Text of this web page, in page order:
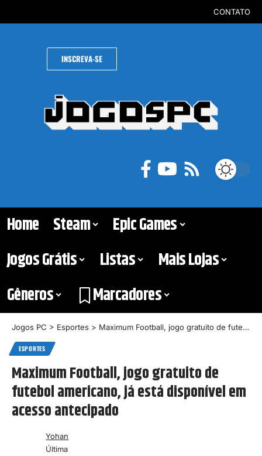
CONTATO
INSCREVA-SE
Home Steam
Epic Games
Jogos Grátis
Listas
Mais Lojas
Gêneros
Marcadores
Jogos PC > Esportes > Maximum Football, jogo gratuito de futebol americano, já está disponível em acesso antecipado
ESPORTES
Maximum Football, jogo gratuito de
futebol americano, já está disponível em
acesso antecipado
Última
Yohan